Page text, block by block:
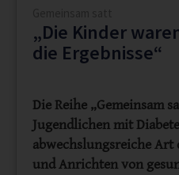
„Die Kinder
die Ergebnisse“
Die Reihe „Gemeinsam
Jugendlichen mit
abwechslungsreiche Art
und Anrichten von